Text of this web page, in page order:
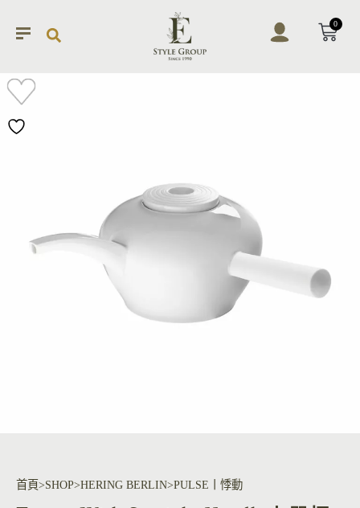
0
首頁 SHOP HERING BERLIN PULSE丨悸動